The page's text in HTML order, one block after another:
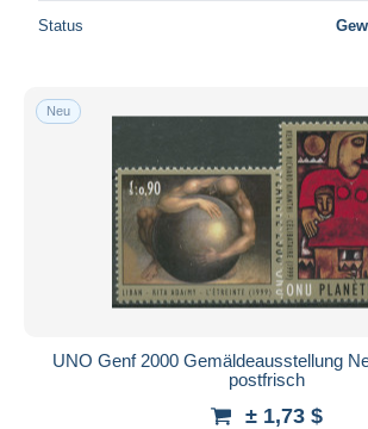
Status
Neu
UNO Genf 2000 Gemäldeausstellung
postfrisch
± 1,73 $